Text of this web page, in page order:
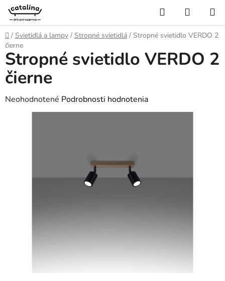
Prejsť
obsah
Hľadať
KOŠÍK
Domov
/ Svietidlá a lampy / Stropné svietidlá / Stropné svietidlo VERDO 2
čierne
Stropné svietidlo VERDO 2
čierne
Priemerné
hodnotenie
Neohodnotené Podrobnosti hodnotenia